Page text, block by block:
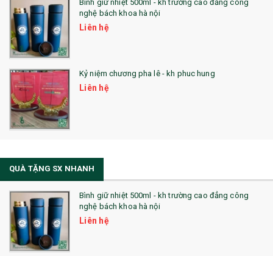
Bình giữ nhiệt 500ml - kh trường cao đẳng công
nghệ bách khoa hà nội
Liên hệ
Kỷ niệm chương pha lê - kh phuc hung
Liên hệ
QUÀ TẶNG SX NHANH
Bình giữ nhiệt 500ml - kh trường cao đẳng công
nghệ bách khoa hà nội
Liên hệ